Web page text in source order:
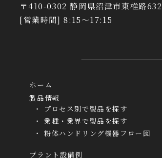
〒410-0302 静岡県沼津市東椎路632
[営業時間] 8:15～17:15
ホーム
製品情報
プロセス別で製品を探す
業種・業界で製品を探す
粉体ハンドリング機器フロー図
プラント設備例